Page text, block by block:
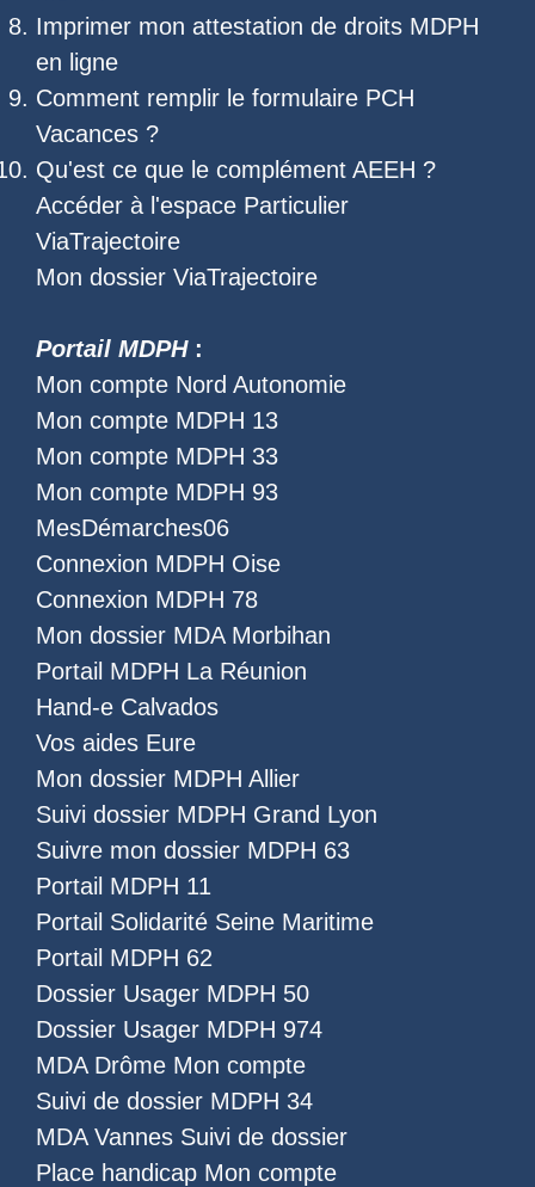
Imprimer mon attestation de droits MDPH
en ligne
Comment remplir le formulaire PCH
Vacances ?
Qu'est ce que le complément AEEH ?
Accéder à l'espace Particulier
ViaTrajectoire
Mon dossier ViaTrajectoire
Portail MDPH:
Mon compte Nord Autonomie
Mon compte MDPH 13
Mon compte MDPH 33
Mon compte MDPH 93
MesDémarches06
Connexion MDPH Oise
Connexion MDPH 78
Mon dossier MDA Morbihan
Portail MDPH La Réunion
Hand-e Calvados
Vos aides Eure
Mon dossier MDPH Allier
Suivi dossier MDPH Grand Lyon
Suivre mon dossier MDPH 63
Portail MDPH 11
Portail Solidarité Seine Maritime
Portail MDPH 62
Dossier Usager MDPH 50
Dossier Usager MDPH 974
MDA Drôme Mon compte
Suivi de dossier MDPH 34
MDA Vannes Suivi de dossier
Place handicap Mon compte